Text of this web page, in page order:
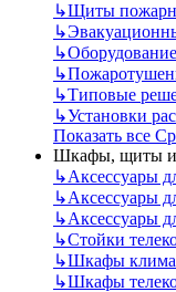
↳Щиты
↳
↳
↳
↳Типовые
↳Установки
Показать все
Шкафы, щиты и
↳Аксессуары
↳Аксессуары
↳Аксессуары
↳Стойки
↳Шкафы
↳Шкафы